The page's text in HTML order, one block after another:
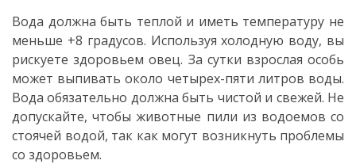
Вода должна быть теплой и иметь температуру не
меньше +8 градусов. Используя холодную воду, вы
рискуете здоровьем овец. За сутки взрослая особь
может выпивать около четырех-пяти литров воды.
Вода обязательно должна быть чистой и свежей. Не
допускайте, чтобы животные пили из водоемов со
стоячей водой, так как могут возникнуть проблемы
со здоровьем.